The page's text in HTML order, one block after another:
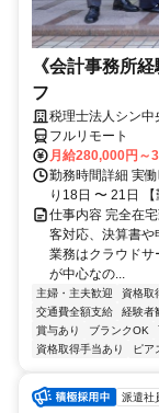
《会計事務所
フ
税理士法人シン中
フルリモート
月給280,000円～
勤務時間詳細 実
り18日 〜 21日
仕事内容 完全在
客対応、決算書
業務はクラウド
が中心なの...
主婦・主夫歓迎 資格取
交通費全額支給
経験者
賞与あり
ブランクOK
資格取得手当あり
ピア
派遣社